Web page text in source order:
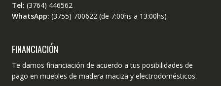
Tel: (3764) 446562
WhatsApp: (3755) 700622 (de 7:00hs a 13:00hs)
FINANCIACIÓN
Te damos financiación de acuerdo a tus posibilidades de
pago en muebles de madera maciza y electrodomésticos.